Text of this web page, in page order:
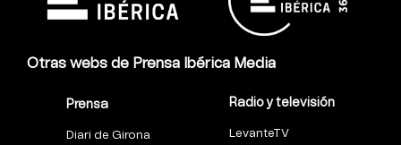
Otras webs de Prensa Ibérica Media
Prensa
Diari de Girona
Radio y televisión
LevanteTV